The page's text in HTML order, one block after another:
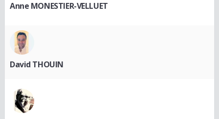
Anne MONESTIER-VELLUET
David THOUIN